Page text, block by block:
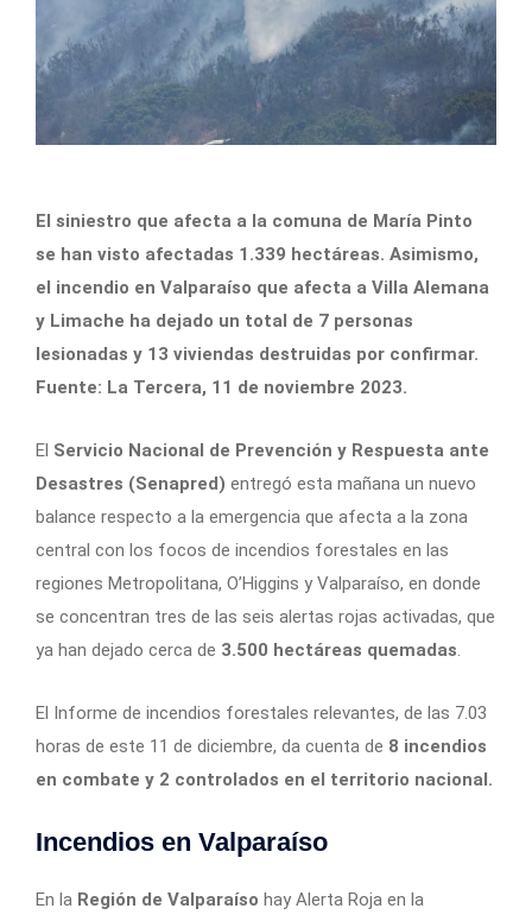
El siniestro que afecta a la comuna de María Pinto
se han visto afectadas 1.339 hectáreas. Asimismo,
el incendio en Valparaíso que afecta a Villa Alemana
y Limache ha dejado un total de 7 personas
lesionadas y 13 viviendas destruidas por confirmar.
Fuente: La Tercera, 11 de noviembre 2023.
El Servicio Nacional de Prevención y Respuesta ante
Desastres (Senapred) entregó esta mañana un nuevo
balance respecto a la emergencia que afecta a la zona
central con los focos de incendios forestales en las
regiones Metropolitana, O’Higgins y Valparaíso, en donde
se concentran tres de las seis alertas rojas activadas, que
ya han dejado cerca de 3.500 hectáreas quemadas.
El Informe de incendios forestales relevantes, de las 7.03
horas de este 11 de diciembre, da cuenta de 8 incendios
en combate y 2 controlados en el territorio nacional.
Incendios en Valparaíso
En la Región de Valparaíso hay Alerta Roja en la